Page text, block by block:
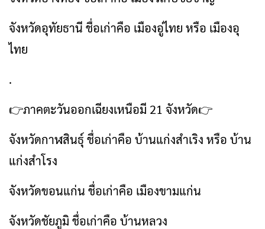
จังหวัดอุทัยธานี ชื่อเก่าคือ เมืองอู่ไทย หรือ เมืองอุ
ไทย
.
👉ภาคตะวันออกเฉียงเหนือมี 21 จังหวัด👉
จังหวัดกาฬสินธุ์ ชื่อเก่าคือ บ้านแก่งสำเริง หรือ บ้าน
แก่งสำโรง
จังหวัดขอนแก่น ชื่อเก่าคือ เมืองขามแก่น
จังหวัดชัยภูมิ ชื่อเก่าคือ บ้านหลวง